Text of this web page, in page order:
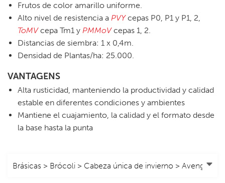
Frutos de color amarillo uniforme.
Alto nivel de resistencia a PVYcepas P0, P1 y P1, 2,
ToMVcepa Tm1 y PMMoVcepas 1, 2.
Distancias de siembra: 1 x 0,4m.
Densidad de Plantas/ha: 25.000.
VANTAGENS
Alta rusticidad, manteniendo la productividad y calidad
estable en diferentes condiciones y ambientes
Mantiene el cuajamiento, la calidad y el formato desde
la base hasta la punta